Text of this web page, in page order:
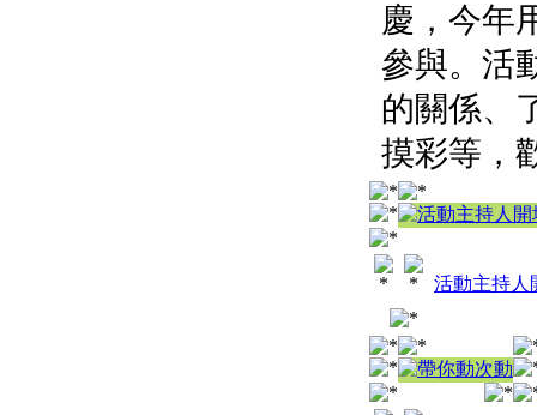
慶，今年
參與。活
的關係、
摸彩等，
活動主持人